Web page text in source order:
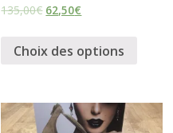
135,00€ 62,50€
Choix des options